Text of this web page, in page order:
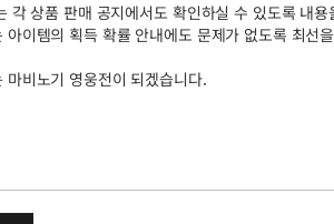
각 상품 판매 공지에서도 확인하실 수 있도록 내
아이템의 획득 확률 안내에도 문제가 없도록 최선
마비노기 영웅전이 되겠습니다.